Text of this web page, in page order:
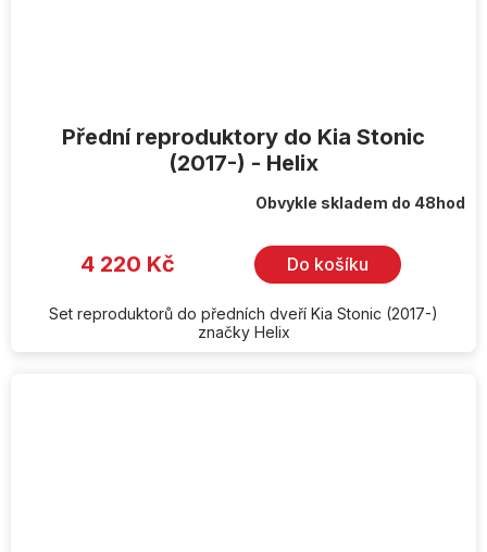
Přední reproduktory do Kia Stonic
(2017-) - Helix
Obvykle skladem do 48hod
4 220 Kč Do košíku
Set reproduktorů do předních dveří Kia Stonic (2017-)
značky Helix